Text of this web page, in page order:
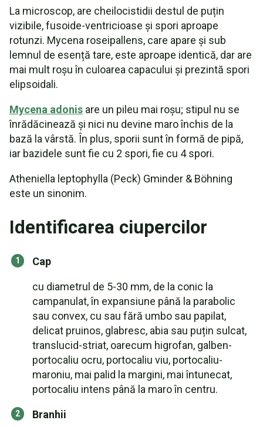
La microscop, are cheilocistidii destul de puțin
vizibile, fusoide-ventricioase și spori aproape
rotunzi. Mycena roseipallens, care apare și sub
lemnul de esență tare, este aproape identică, dar are
mai mult roșu în culoarea capacului și prezintă spori
elipsoidali.
Mycena adonis are un pileu mai roșu; stipul nu se
înrădăcinează și nici nu devine maro închis de la
bază la vârstă. În plus, sporii sunt în formă de pipă,
iar bazidele sunt fie cu 2 spori, fie cu 4 spori.
Atheniella leptophylla (Peck) Gminder & Böhning
este un sinonim.
Identificarea ciupercilor
Cap
cu diametrul de 5-30 mm, de la conic la
campanulat, în expansiune până la parabolic
sau convex, cu sau fără umbo sau papilat,
delicat pruinos, glabresc, abia sau puțin sulcat,
translucid-striat, oarecum higrofan, galben-
portocaliu ocru, portocaliu viu, portocaliu-
maroniu, mai palid la margini, mai întunecat,
portocaliu intens până la maro în centru.
Branhii